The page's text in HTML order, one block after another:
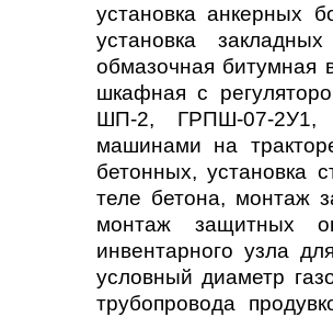
установка анкерных
установка
обмазочная битумная
шкафная с
ШП-2, ГРПШ-07-2У1,
машинами на
бетонных, установка
теле бетона, монтаж
монтаж защитных
инвентарного узла
условный диаметр
трубопровода